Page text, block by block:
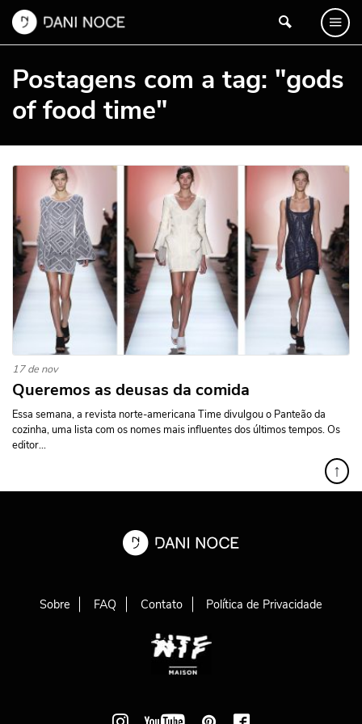
Postagens com a tag: "gods
of food time"
17 de nov
Queremos as deusas da comida
Essa semana, a revista norte-americana Time divulgou o Panteão da
cozinha, uma lista com os nomes mais influentes dos últimos tempos. Os
editor...
↑
Sobre FAQ Contato Política de Privacidade